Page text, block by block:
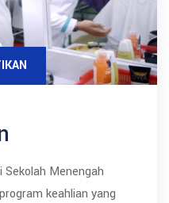
Sekolah Menengah
keahlian yang